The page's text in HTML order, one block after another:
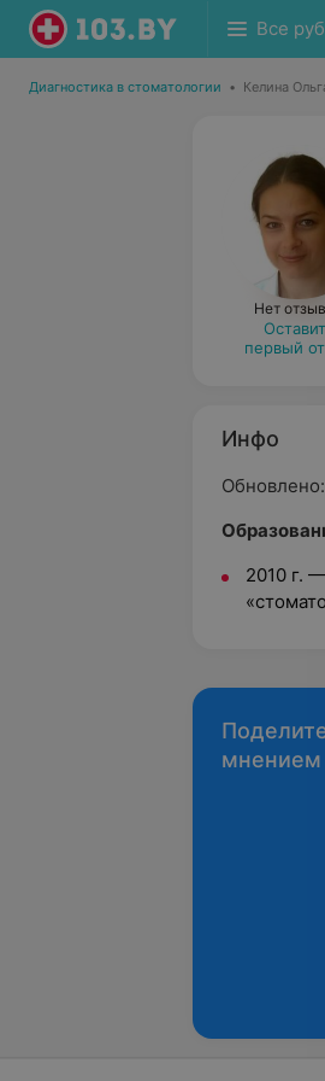
Все
Диагностика в стоматологии • Келина
Нет
первый
Инфо
2010 г.
мнением